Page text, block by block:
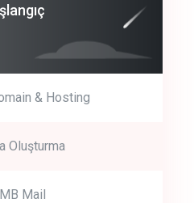
& Hosting
Oluşturma
Mail